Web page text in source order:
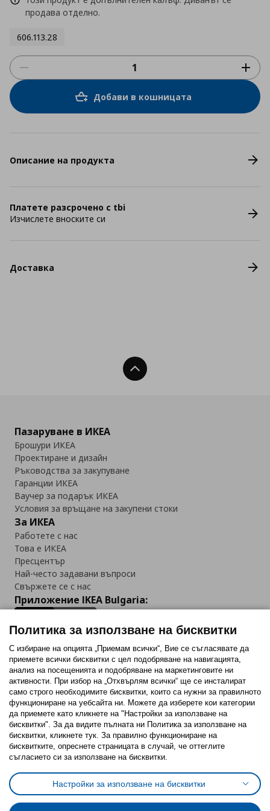
продава отделно.
606.113.28
Добави в кошницата
Описание на продукта
Платете разсрочено с tbi
Изчислете вноските си
Доставка
Нагоре
Пазаруване в ИКЕА
Брошури ИКЕА
Проектиране и дизайн
Ръководства за закупуване
Гаранции ИКЕА
Ваучер за подарък ИКЕА
Условия за връщане на закупени стоки
За ИКЕА
Работете с нас
Това е ИКЕА
Пресцентър
Най-често задавани въпроси
Свържете се с нас
Приложение IKEA Bulgaria:
Последвайте ни:
FacebookTwitterYoutubePinterestInstagram
Политика за използване на бисквитки (Cookies)
Избор на настройки за използване на бисквитки
Условия за ползване на ikea.bgОбща политика за личните данни
Политика за защита на личните данни на ikea.bg
Политика за използване на бисквитки
С избиране на опцията „Приемам всички“, Вие се съгласявате да
приемете всички бисквитки с цел подобряване на навигацията,
анализ на посещенията и подобряване на маркетинговите ни
активности. При избор на „Отхвърлям всички“ ще се инсталират
само строго необходимитe бисквитки, които са нужни за правилното
функциониране на уебсайта ни. Можете да изберете кои категории
да приемете като кликнете на "Настройки за използване на
бисквитки". За да видите пълната ни Политика за използване на
бисквитки, кликнете тук. За правилно функциониране на
бисквитките, опреснете страницата в случай, че оттеглите
съгласието си за използване на бисквитки.
Настройки за използване на бисквитки